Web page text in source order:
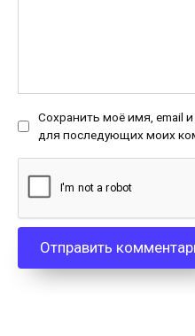
Сохранить моё имя, email и
для последующих моих